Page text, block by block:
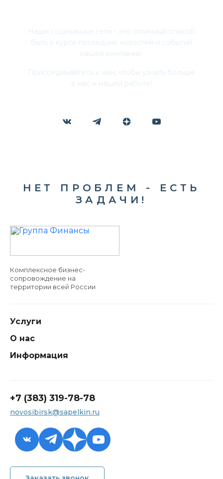
+7 (383) 319-78-78
Наши социальные сети - это отличный способ
быть в курсе последних новостей и событий
нашей компании.
Присоединяйтесь к нам, чтобы узнать больше
о нас и нашей работе!
НЕТ ПРОБЛЕМ - ЕСТЬ
ЗАДАЧИ!
Комплексное бизнес-
сопровождение на
территории всей России
Услуги
О нас
Информация
+7 (383) 319-78-78
novosibirsk@sapelkin.ru